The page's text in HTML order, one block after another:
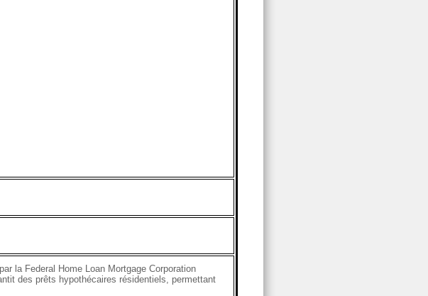
la Federal Home Loan Mortgage Corporation
des prêts hypothécaires résidentiels, permettant